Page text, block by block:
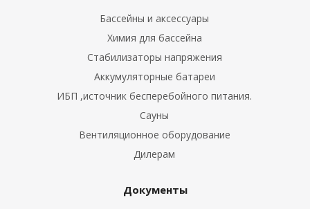
Бассейны и аксессуары
Химия для бассейна
Стабилизаторы напряжения
Аккумуляторные батареи
ИБП ,источник бесперебойного питания.
Сауны
Вентиляционное оборудование
Дилерам
Документы